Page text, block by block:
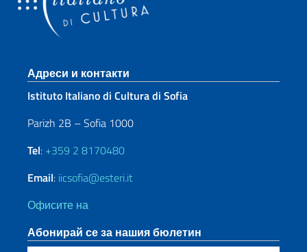
Sezione footer
Адреси и контакти
Istituto Italiano di Cultura di Sofia
Parizh 2B – Sofia 1000
Tel: +359 2 8170480
Email: iicsofia@esteri.it
Офисите на
Абонирай се за нашия бюлетин